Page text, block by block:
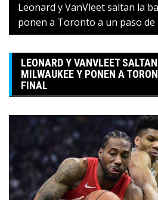
Leonard y VanVleet saltan la
ponen a Toronto a un paso de
LEONARD Y VANVLEET
MILWAUKEE Y PONEN A
FINAL